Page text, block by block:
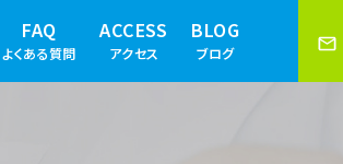
FAQ
よくある質問
ACCESS
アクセス
BLOG
ブログ